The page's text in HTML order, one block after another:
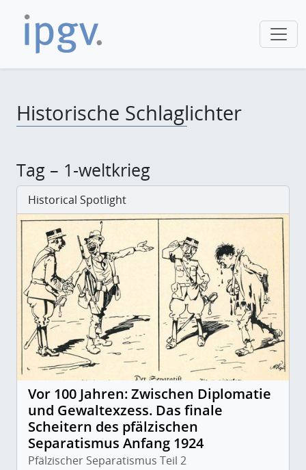
Historische Schlaglichter
Tag – 1-weltkrieg
Historical Spotlight
Vor 100 Jahren: Zwischen Diplomatie
und Gewaltexzess. Das finale
Scheitern des pfälzischen
Separatismus Anfang 1924
Pfälzischer Separatismus Teil 2